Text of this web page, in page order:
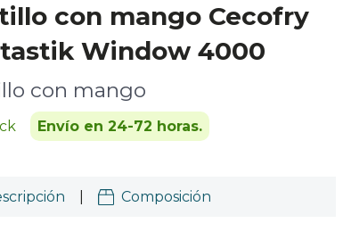
con mango Cecofry
Window 4000
con mango
Envío en 24-72 horas.
Composición